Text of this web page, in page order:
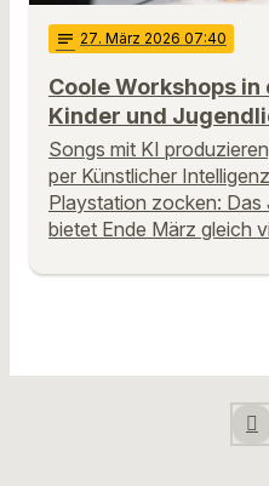
notes 27. März 2026 07:40
Coole Workshops
Kinder und
Songs mit KI
per Künstlicher
Playstation zocken: Das
bietet Ende März gleich